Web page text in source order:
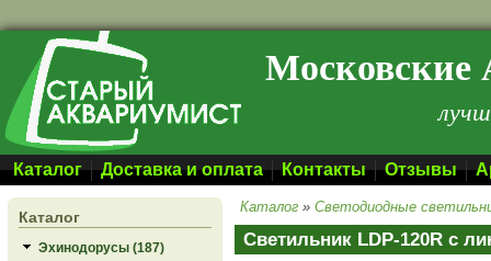
Перейти к основному содержанию Московские
Каталог Доставка и оплата Контакты Отзывы
Каталог
Эхинодорусы (187)
Каталог »Светодиодные
Светильник LDP-120R с